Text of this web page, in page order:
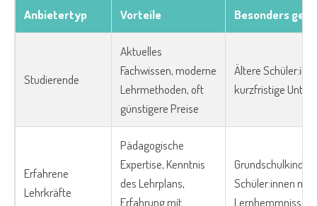
Anbietertyp Vorteile Besonders
Studierende
Aktuelles
Fachwissen, moderne
Lehrmethoden, oft
günstigere Preise
Ältere
kurzfristige
Erfahrene
Lehrkräfte
Pädagogische
Expertise, Kenntnis
des Lehrplans,
Erfahrung mit
Grundschulkinder,
Schüler:innen mit
Lernhemmnissen